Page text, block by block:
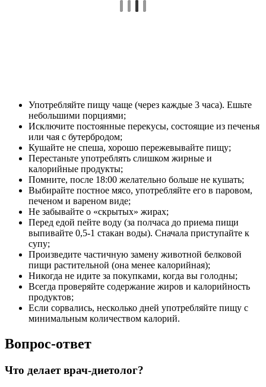
Употребляйте пищу чаще (через каждые 3 часа). Ешьте
небольшими порциями;
Исключите постоянные перекусы, состоящие из печенья
или чая с бутербродом;
Кушайте не спеша, хорошо пережевывайте пищу;
Перестаньте употреблять слишком жирные и
калорийные продукты;
Помните, после 18:00 желательно больше не кушать;
Выбирайте постное мясо, употребляйте его в паровом,
печеном и вареном виде;
Не забывайте о «скрытых» жирах;
Перед едой пейте воду (за полчаса до приема пищи
выпивайте 0,5-1 стакан воды). Сначала приступайте к
супу;
Произведите частичную замену животной белковой
пищи растительной (она менее калорийная);
Никогда не идите за покупками, когда вы голодны;
Всегда проверяйте содержание жиров и калорийность
продуктов;
Если сорвались, несколько дней употребляйте пищу с
минимальным количеством калорий.
Вопрос-ответ
Что делает врач-диетолог?